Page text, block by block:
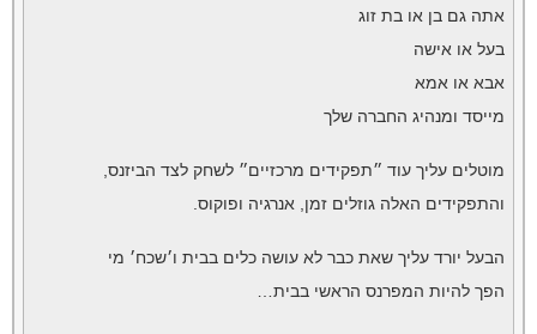
אתה גם בן או בת זוג
בעל או אישה
אבא או אמא
מייסד ומנהיג החברה שלך
מוטלים עליך עוד ״תפקידים מרכזיים״ לשחק לצד הביזנס,
והתפקידים האלה גוזלים זמן, אנרגיה ופוקוס.
הבעל יורד עליך שאת כבר לא עושה כלים בבית ו׳שכח׳ מי
הפך להיות המפרנס הראשי בבית…